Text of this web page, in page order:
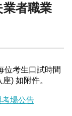
業者職業
位考生口試時間
) 如附件。
考場公告